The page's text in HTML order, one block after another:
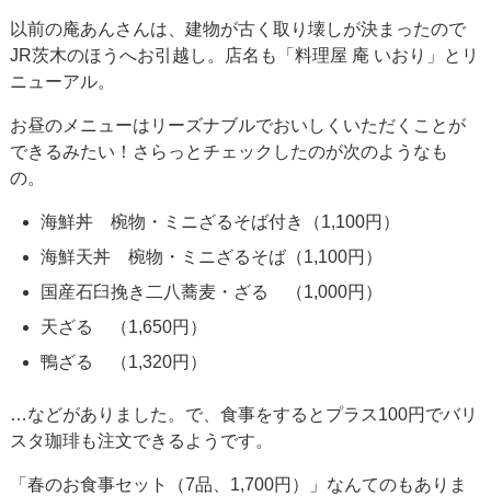
以前の庵あんさんは、建物が古く取り壊しが決まったので
JR茨木のほうへお引越し。店名も「料理屋 庵 いおり」とリ
ニューアル。
お昼のメニューはリーズナブルでおいしくいただくことが
できるみたい！さらっとチェックしたのが次のようなも
の。
海鮮丼 椀物・ミニざるそば付き（1,100円）
海鮮天丼 椀物・ミニざるそば（1,100円）
国産石臼挽き二八蕎麦・ざる （1,000円）
天ざる （1,650円）
鴨ざる （1,320円）
…などがありました。で、食事をするとプラス100円でバリ
スタ珈琲も注文できるようです。
「春のお食事セット（7品、1,700円）」なんてのもありま